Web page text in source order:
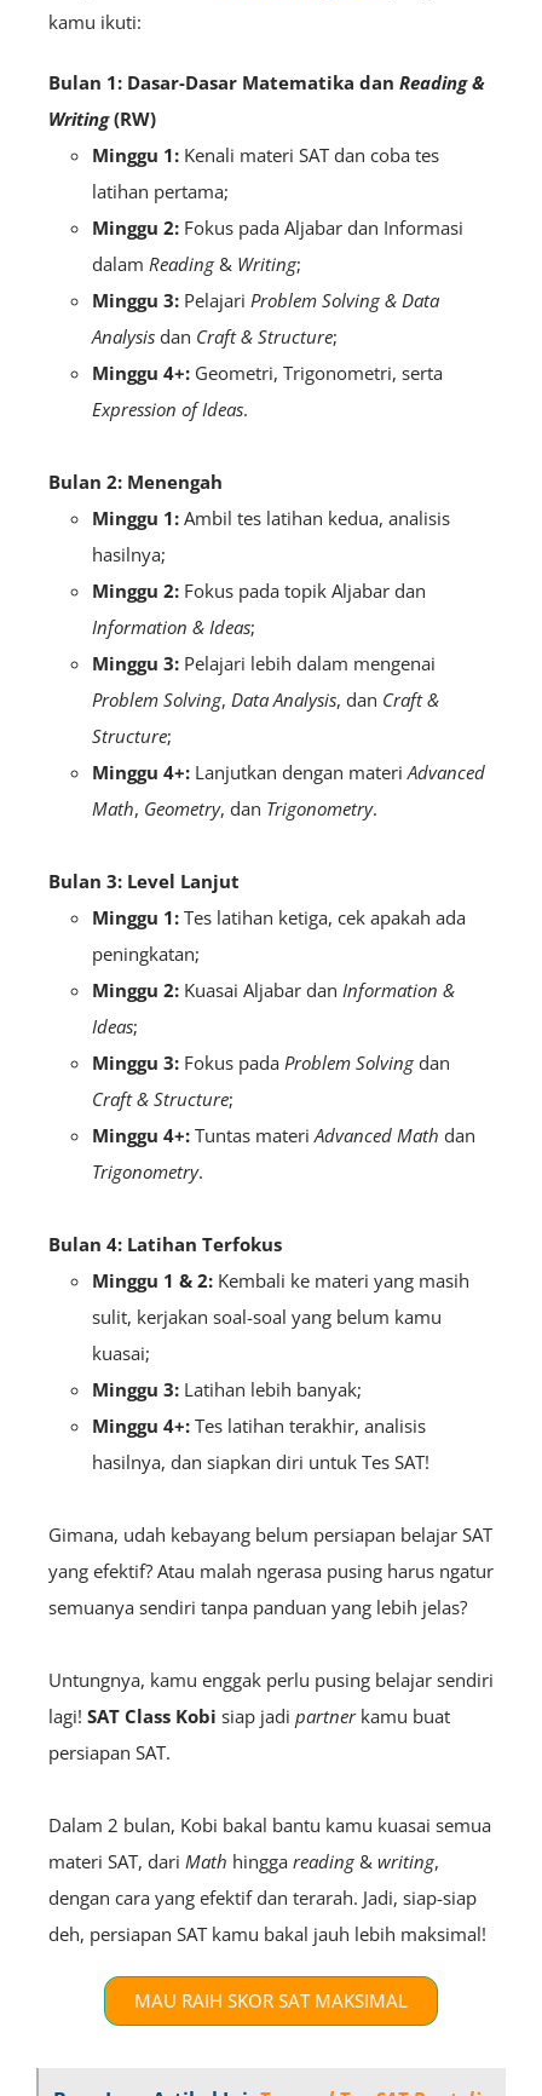
kamu ikuti:
Bulan 1: Dasar-Dasar Matematika dan Reading &
Writing(RW)
Minggu 1: Kenali materi SAT dan coba tes
latihan pertama;
Minggu 2: Fokus pada Aljabar dan Informasi
dalam Reading& Writing;
Minggu 3: Pelajari Problem Solving & Data
Analysis dan Craft & Structure;
Minggu 4+: Geometri, Trigonometri, serta
Expression of Ideas.
Bulan 2: Menengah
Minggu 1: Ambil tes latihan kedua, analisis
hasilnya;
Minggu 2: Fokus pada topik Aljabar dan
Information & Ideas;
Minggu 3: Pelajari lebih dalam mengenai
Problem Solving, Data Analysis, dan Craft &
Structure;
Minggu 4+: Lanjutkan dengan materi Advanced
Math, Geometry, dan Trigonometry.
Bulan 3: Level Lanjut
Minggu 1: Tes latihan ketiga, cek apakah ada
peningkatan;
Minggu 2: Kuasai Aljabar dan Information &
Ideas;
Minggu 3: Fokus pada Problem Solvingdan
Craft & Structure;
Minggu 4+: Tuntas materi Advanced Math dan
Trigonometry.
Bulan 4: Latihan Terfokus
Minggu 1 & 2: Kembali ke materi yang masih
sulit, kerjakan soal-soal yang belum kamu
kuasai;
Minggu 3: Latihan lebih banyak;
Minggu 4+: Tes latihan terakhir, analisis
hasilnya, dan siapkan diri untuk Tes SAT!
Gimana, udah kebayang belum persiapan belajar SAT
yang efektif? Atau malah ngerasa pusing harus ngatur
semuanya sendiri tanpa panduan yang lebih jelas?
Untungnya, kamu enggak perlu pusing belajar sendiri
lagi! SAT Class Kobi siap jadi partner kamu buat
persiapan SAT.
Dalam 2 bulan, Kobi bakal bantu kamu kuasai semua
materi SAT, dari Math hingga reading & writing,
dengan cara yang efektif dan terarah. Jadi, siap-siap
deh, persiapan SAT kamu bakal jauh lebih maksimal!
MAU RAIH SKOR SAT MAKSIMAL